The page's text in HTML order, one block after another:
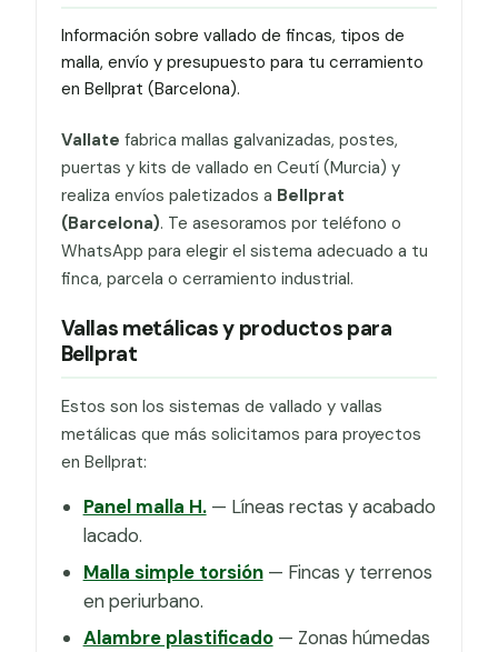
Información sobre vallado de fincas, tipos de
malla, envío y presupuesto para tu cerramiento
en Bellprat (Barcelona).
Vallate fabrica mallas galvanizadas, postes,
puertas y kits de vallado en Ceutí (Murcia) y
realiza envíos paletizados a Bellprat
(Barcelona). Te asesoramos por teléfono o
WhatsApp para elegir el sistema adecuado a tu
finca, parcela o cerramiento industrial.
Vallas metálicas y productos para
Bellprat
Estos son los sistemas de vallado y vallas
metálicas que más solicitamos para proyectos
en Bellprat:
Panel malla H.— Líneas rectas y acabado
lacado.
Malla simple torsión— Fincas y terrenos
en periurbano.
Alambre plastificado— Zonas húmedas